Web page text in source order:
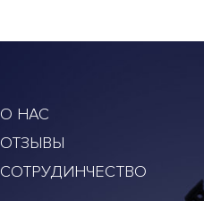
О НАС
ОТЗЫВЫ
СОТРУДИНЧЕСТВО